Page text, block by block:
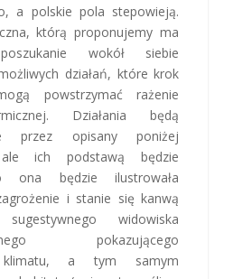
a polskie pola stepowieją.
którą proponujemy ma
wokół siebie
działań, które krok
powstrzymać rażenie
Działania będą
przez opisany poniżej
ale ich podstawą będzie
ona będzie ilustrowała
i stanie się kanwą
sugestywnego widowiska
pokazującego
klimatu, a tym samym